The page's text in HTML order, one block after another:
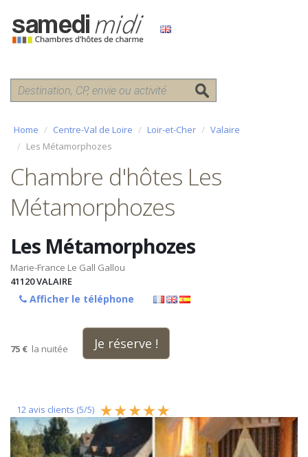
Home Centre-Val de Loire Loir-et-Cher
Valaire
Les Métamorphozes
Chambre d'hôtes Les
Métamorphozes
Les Métamorphozes
Marie-France Le Gall Gallou
41120VALAIRE
Afficher le téléphone
75 € la nuitée Je réserve !
12 avis clients (5/5)